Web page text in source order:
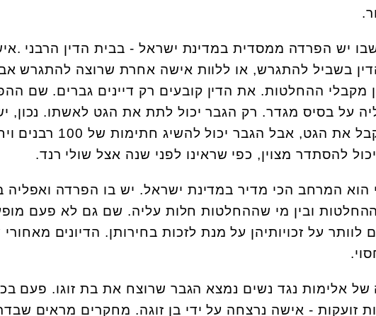
יש הפרדה ממסדית במדינת ישראל - בבית הדין הרבני
בשביל להתגרש, או ללוות אישה אחרת שרוצה להתגרש
מקבלי ההחלטות. את הדין קובעים רק דיינים גברים. שם
על בסיס מגדר. רק הגבר יכול לתת את הגט לאשתו. נכון,
שלא מוכנות לקבל את הגט, אבל הגבר יכול
להסתדר מצוין, כפי שראינו לפני שנה אצל שולי רנד.
הוא המרחב הכי מדיר במדינת ישראל. יש בו הפרדה ואפליה
ובין מי שההחלטות חלות עליה. שם גם לא פעם
לוותר על זכויותיהן על מנת לזכות בחירותן. הדיונים מאחורי
אלימות נגד נשים נמצא הגבר שרוצח את בת זוגו. פעם
זועקות - אישה נרצחה על ידי בן זוגה. מחקרים מראים